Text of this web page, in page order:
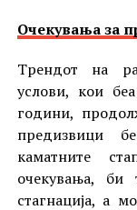
Очекувања за
Трендот на
услови, кои
години,
предизвици
каматните
очекувања, би
стагнација, а